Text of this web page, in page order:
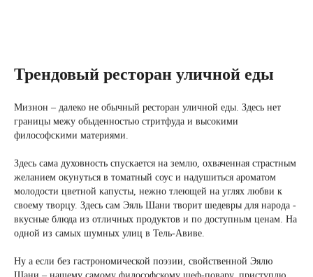
Трендовый ресторан уличной еды
Мизнон – далеко не обычный ресторан уличной еды. Здесь нет
границы межу обыденностью стритфуда и высокими
философскими материями.
Здесь сама духовность спускается на землю, охваченная страстным
желанием окунуться в томатный соус и надушиться ароматом
молодости цветной капусты, нежно тлеющей на углях любви к
своему творцу. Здесь сам Эяль Шани творит шедевры для народа -
вкусные блюда из отличных продуктов и по доступным ценам. На
одной из самых шумных улиц в Тель-Авиве.
Ну а если без гастрономической поэзии, свойственной Эялю